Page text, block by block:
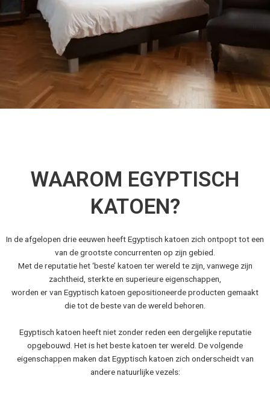
WAAROM EGYPTISCH
KATOEN?
In de afgelopen drie eeuwen heeft Egyptisch katoen zich ontpopt tot een
van de grootste concurrenten op zijn gebied.
Met de reputatie het ‘beste’ katoen ter wereld te zijn, vanwege zijn
zachtheid, sterkte en superieure eigenschappen,
worden er van Egyptisch katoen gepositioneerde producten gemaakt
die tot de beste van de wereld behoren.
Egyptisch katoen heeft niet zonder reden een dergelijke reputatie
opgebouwd. Het is het beste katoen ter wereld. De volgende
eigenschappen maken dat Egyptisch katoen zich onderscheidt van
andere natuurlijke vezels: